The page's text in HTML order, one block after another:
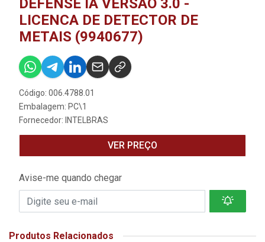
DEFENSE IA VERSAO 3.0 -
LICENCA DE DETECTOR DE
METAIS (9940677)
Código: 006.4788.01
Embalagem: PC\1
Fornecedor: INTELBRAS
VER PREÇO
Avise-me quando chegar
Produtos Relacionados